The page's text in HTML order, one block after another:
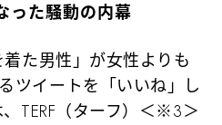
った騒動の内幕
た男性」が女性よりも
ツイートを「いいね」し
TERF（ターフ）＜※3＞